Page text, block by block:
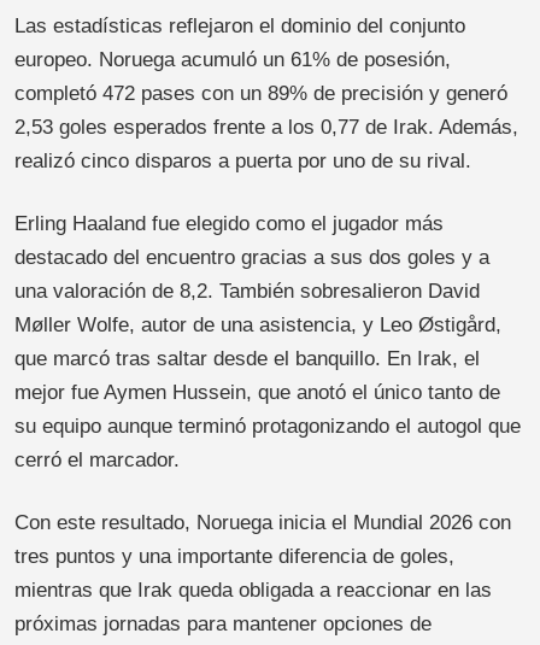
Las estadísticas reflejaron el dominio del conjunto
europeo. Noruega acumuló un 61% de posesión,
completó 472 pases con un 89% de precisión y generó
2,53 goles esperados frente a los 0,77 de Irak. Además,
realizó cinco disparos a puerta por uno de su rival.
Erling Haaland fue elegido como el jugador más
destacado del encuentro gracias a sus dos goles y a
una valoración de 8,2. También sobresalieron David
Møller Wolfe, autor de una asistencia, y Leo Østigård,
que marcó tras saltar desde el banquillo. En Irak, el
mejor fue Aymen Hussein, que anotó el único tanto de
su equipo aunque terminó protagonizando el autogol que
cerró el marcador.
Con este resultado, Noruega inicia el Mundial 2026 con
tres puntos y una importante diferencia de goles,
mientras que Irak queda obligada a reaccionar en las
próximas jornadas para mantener opciones de